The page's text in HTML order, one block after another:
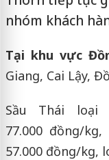
nhóm khách
Tại khu vực
Giang, Cai Lậy,
Sầu Thái
77.000 đồng/
57.000 đồng/kg,